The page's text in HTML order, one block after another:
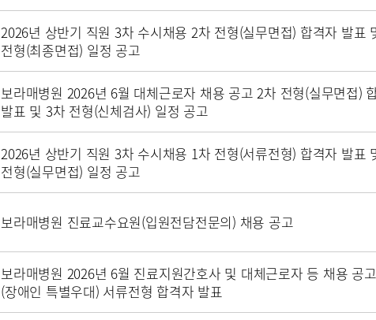
2026년 상반기 직원 3차 수시채용 2차 전형(실무면접) 합격자 발표
전형(최종면접) 일정 공고
보라매병원 2026년 6월 대체근로자 채용 공고 2차 전형(실무면접)
발표 및 3차 전형(신체검사) 일정 공고
2026년 상반기 직원 3차 수시채용 1차 전형(서류전형) 합격자 발표
전형(실무면접) 일정 공고
보라매병원 진료교수요원(입원전담전문의) 채용 공고
보라매병원 2026년 6월 진료지원간호사 및 대체근로자 등 채용 공고
(장애인 특별우대) 서류전형 합격자 발표